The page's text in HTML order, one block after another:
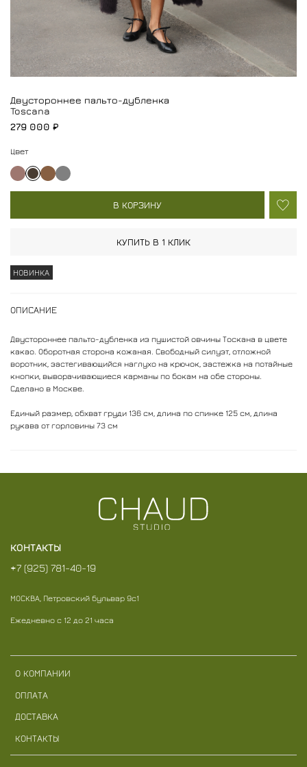
НОВИНКА
Двустороннее пальто-дубленка
Toscana
279 000 ₽
В КОРЗИНУ
КУПИТЬ В 1 КЛИК
Цвет
ОПИСАНИЕ
Двустороннее пальто-дубленка из пушистой овчины Тоскана в цвете
какао. Оборотная сторона кожаная. Свободный силуэт, отложной
воротник, застегивающийся наглухо на крючок, застежка на потайные
кнопки, выворачивающиеся карманы по бокам на обе стороны.
Сделано в Москве.
Единый размер, обхват груди 136 см, длина по спинке 125 см, длина
рукава от горловины 73 см
О КОМПАНИИ
ОПЛАТА
ДОСТАВКА
КОНТАКТЫ
КОНТАКТЫ
+7 (925) 781-40-19
МОСКВА, Петровский бульвар 9с1
Ежедневно с 12 до 21 часа